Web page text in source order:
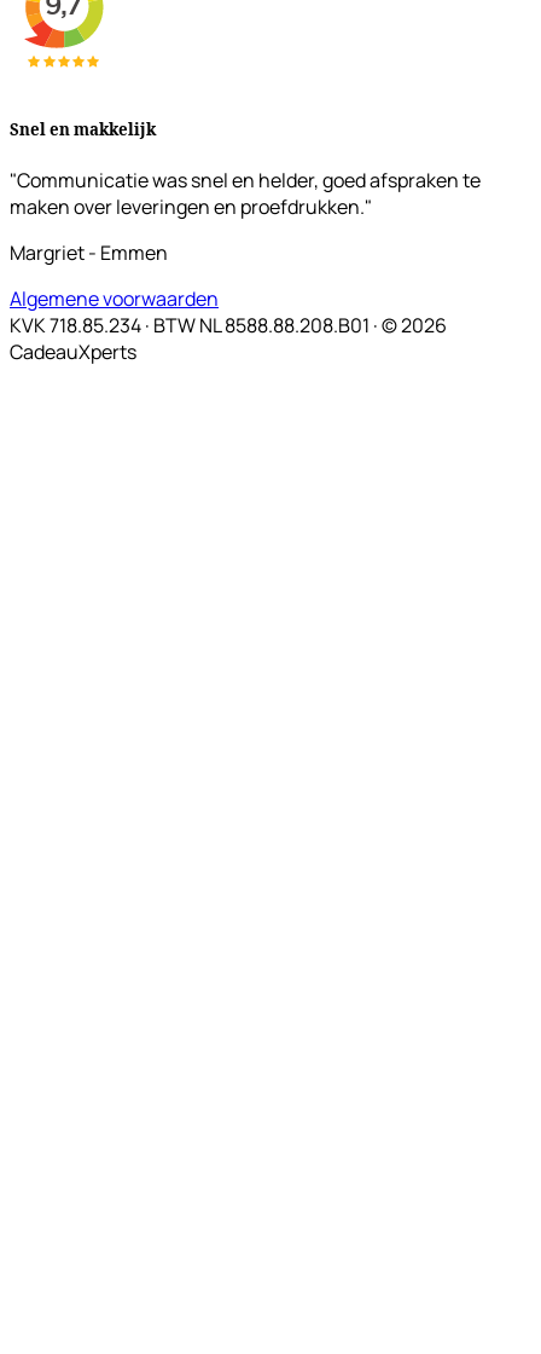
Snel en makkelijk
"Communicatie was snel en helder, goed afspraken te
maken over leveringen en proefdrukken."
Margriet - Emmen
Algemene voorwaarden
KVK 718.85.234 · BTW NL 8588.88.208.B01 · © 2026
CadeauXperts